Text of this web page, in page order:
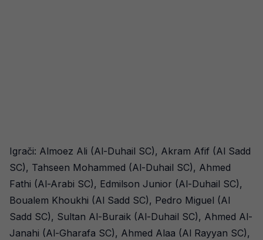
Igrači: Almoez Ali (Al-Duhail SC), Akram Afif (Al Sadd
SC), Tahseen Mohammed (Al-Duhail SC), Ahmed
Fathi (Al-Arabi SC), Edmilson Junior (Al-Duhail SC),
Boualem Khoukhi (Al Sadd SC), Pedro Miguel (Al
Sadd SC), Sultan Al-Buraik (Al-Duhail SC), Ahmed Al-
Janahi (Al-Gharafa SC), Ahmed Alaa (Al Rayyan SC),